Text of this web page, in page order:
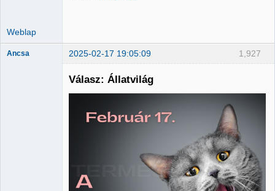
Weblap
1,927
Ancsa 2025-02-17 19:05:09
Válasz: Állatvilág